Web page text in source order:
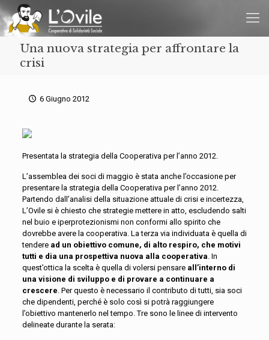
Una nuova strategia per affrontare la
crisi
6 Giugno 2012
Presentata la strategia della Cooperativa per l’anno 2012.
L’assemblea dei soci di maggio è stata anche l’occasione per
presentare la strategia della Cooperativa per l’anno 2012.
Partendo dall’analisi della situazione attuale di crisi e incertezza,
L’Ovile si è chiesto che strategie mettere in atto, escludendo salti
nel buio e iperprotezionismi non conformi allo spirito che
dovrebbe avere la cooperativa. La terza via individuata è quella di
tendere ad un obiettivo comune, di alto respiro, che motivi
tutti e dia una prospettiva nuova alla cooperativa. In
quest’ottica la scelta è quella di volersi pensare all’interno di
una visione di sviluppo e di provare a continuare a
crescere. Per questo è necessario il contributo di tutti, sia soci
che dipendenti, perché è solo così si potrà raggiungere
l’obiettivo mantenerlo nel tempo. Tre sono le linee di intervento
delineate durante la serata: